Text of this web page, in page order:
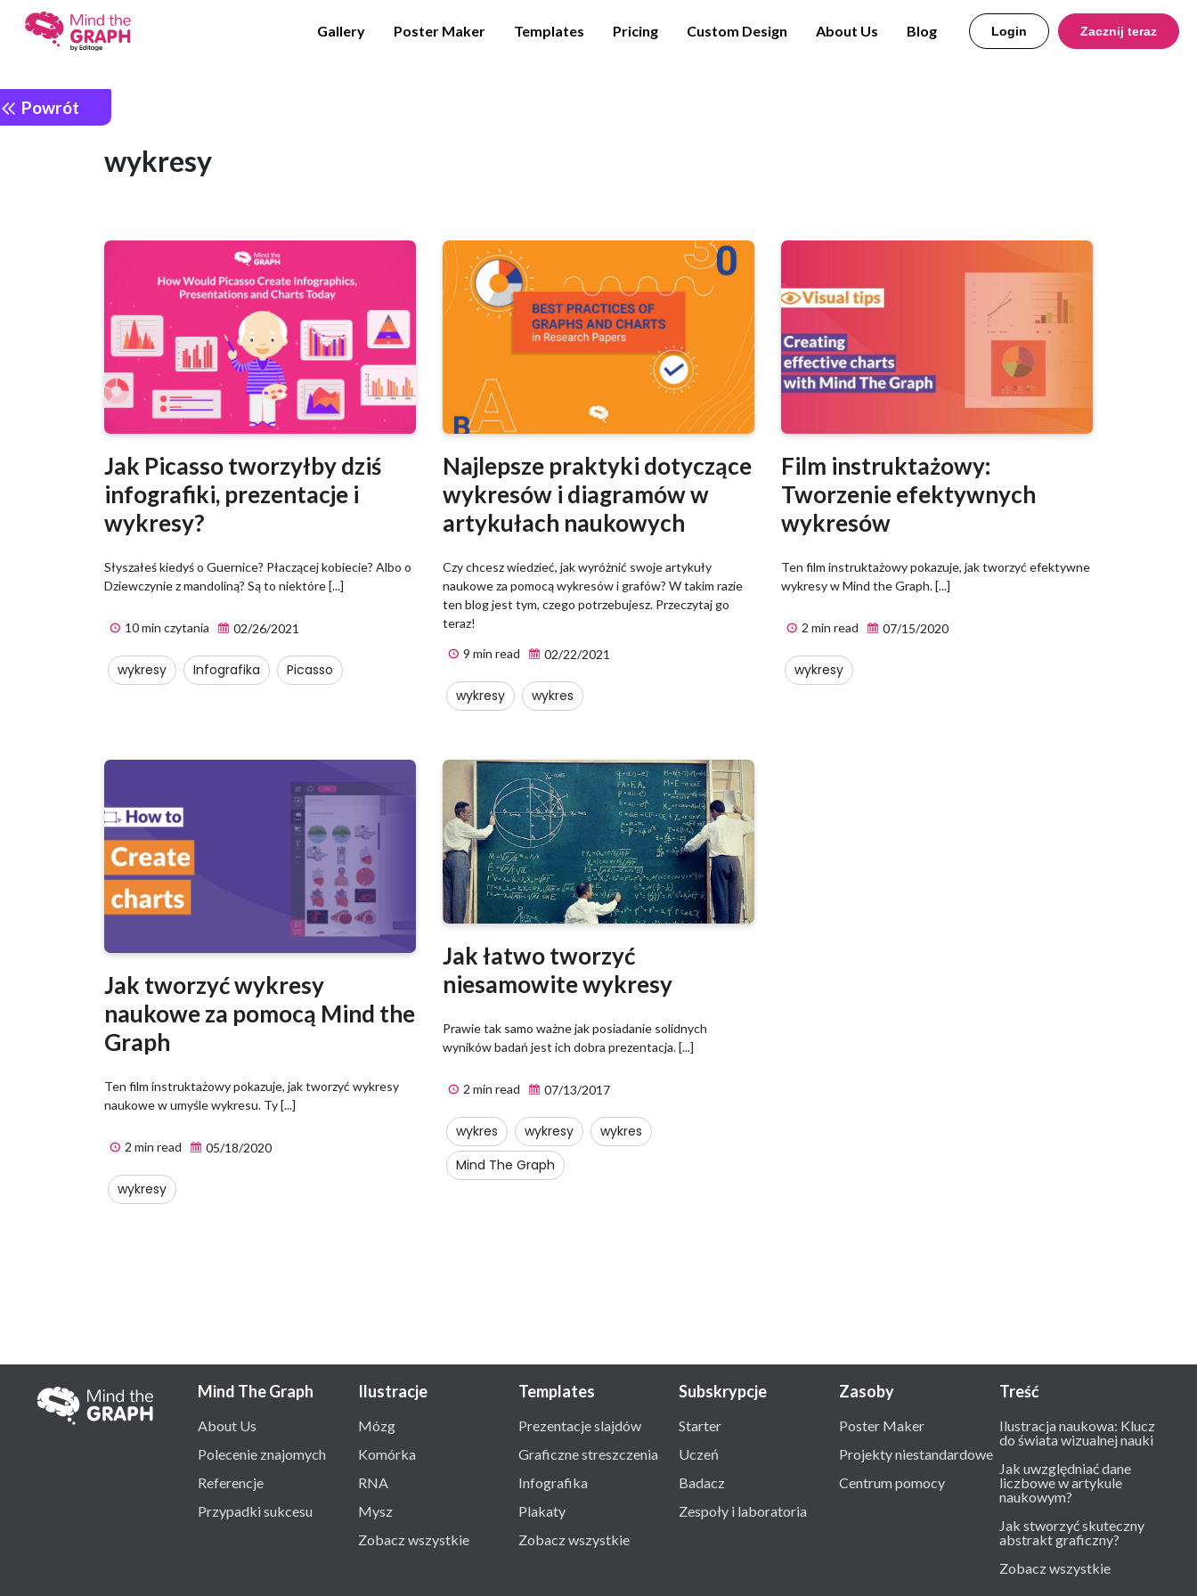
Gallery Poster Maker Templates Pricing Custom Design About Us Blog Login Zacznij teraz
Powrót
wykresy
Jak Picasso tworzyłby dziś
infografiki, prezentacje i
wykresy?
Słyszałeś kiedyś o Guernice? Płaczącej kobiecie? Albo o
Dziewczynie z mandoliną? Są to niektóre [...]
10 min czytania 02/26/2021
wykresy Infografika Picasso
Najlepsze praktyki dotyczące
wykresów i diagramów w
artykułach naukowych
Czy chcesz wiedzieć, jak wyróżnić swoje artykuły
naukowe za pomocą wykresów i grafów? W takim razie
ten blog jest tym, czego potrzebujesz. Przeczytaj go
teraz!
9 min read
02/22/2021
wykresy wykres
Film instruktażowy:
Tworzenie efektywnych
wykresów
Ten film instruktażowy pokazuje, jak tworzyć efektywne
wykresy w Mind the Graph. [...]
2 min read 07/15/2020
wykresy
Jak tworzyć wykresy
naukowe za pomocą Mind the
Graph
Ten film instruktażowy pokazuje, jak tworzyć wykresy
naukowe w umyśle wykresu. Ty [...]
2 min read 05/18/2020
wykresy
Jak łatwo tworzyć
niesamowite wykresy
Prawie tak samo ważne jak posiadanie solidnych
wyników badań jest ich dobra prezentacja. [...]
2 min read 07/13/2017
wykres wykresy
wykres
Mind The Graph
Mind The Graph
About Us
Polecenie znajomych
Referencje
Przypadki sukcesu
Ilustracje
Mózg
Komórka
RNA
Mysz
Zobacz wszystkie
Templates
Prezentacje slajdów
Graficzne streszczenia
Infografika
Plakaty
Zobacz wszystkie
Subskrypcje
Starter
Uczeń
Badacz
Zespoły i laboratoria
Zasoby
Poster Maker
Projekty niestandardowe
Centrum pomocy
Treść
Ilustracja naukowa: Klucz
do świata wizualnej nauki
Jak uwzględniać dane
liczbowe w artykule
naukowym?
Jak stworzyć skuteczny
abstrakt graficzny?
Zobacz wszystkie